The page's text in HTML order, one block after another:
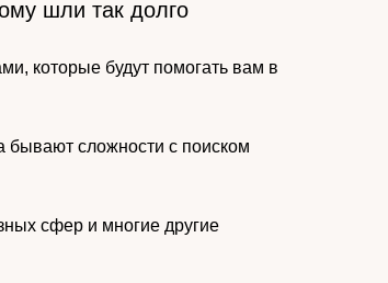
шли так долго
которые будут помогать вам в
бывают сложности с поиском
сфер и многие другие